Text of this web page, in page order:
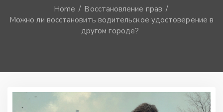
Home
Восстановление прав
Можно ли восстановить водительское удостоверение в
другом городе?